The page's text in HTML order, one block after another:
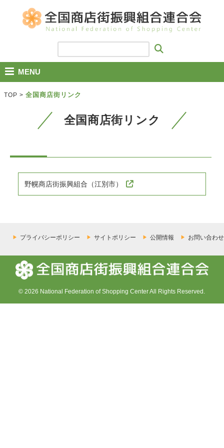
MENU
TOP > 全国商店街リンク
全国商店街リンク
野幌商店街振興組合（江別市）
プライバシーポリシー サイトポリシー 公開情報 お問い合わせ
© 2026 National Federation of Shopping Center All Rights Reserved.